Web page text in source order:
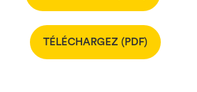
TÉLÉCHARGEZ (PDF)